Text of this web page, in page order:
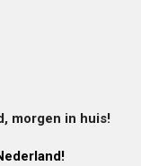
morgen in huis!